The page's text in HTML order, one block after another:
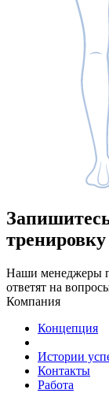
Наши менеджеры
ответят на
Компания
Концепция
Истории
Контакты
Работа